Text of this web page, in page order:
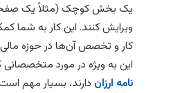
یک بخش کوچک (مثلاً یک صفحه)
ویرایش کنند. این کار به شما
کار و تخصص آن‌ها در حوزه
این به ویژه در مورد متخصصانی
نامه ارزان دارند، بسیار مهم